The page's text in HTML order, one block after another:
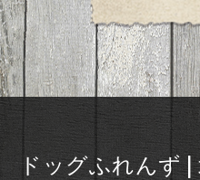
ドッグふれんず |